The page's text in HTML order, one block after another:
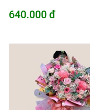
640.000 đ